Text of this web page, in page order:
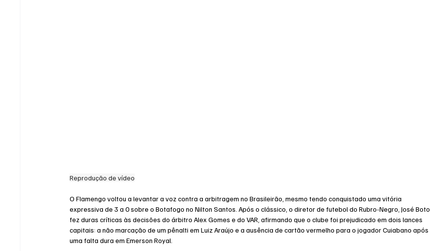
Reprodução de vídeo
O Flamengo voltou a levantar a voz contra a arbitragem no Brasileirão, mesmo tendo conquistado uma vitória
expressiva de 3 a 0 sobre o Botafogo no Nilton Santos. Após o clássico, o diretor de futebol do Rubro-Negro, José Boto,
fez duras críticas às decisões do árbitro Alex Gomes e do VAR, afirmando que o clube foi prejudicado em dois lances
capitais: a não marcação de um pênalti em Luiz Araújo e a ausência de cartão vermelho para o jogador Cuiabano após
uma falta dura em Emerson Royal.